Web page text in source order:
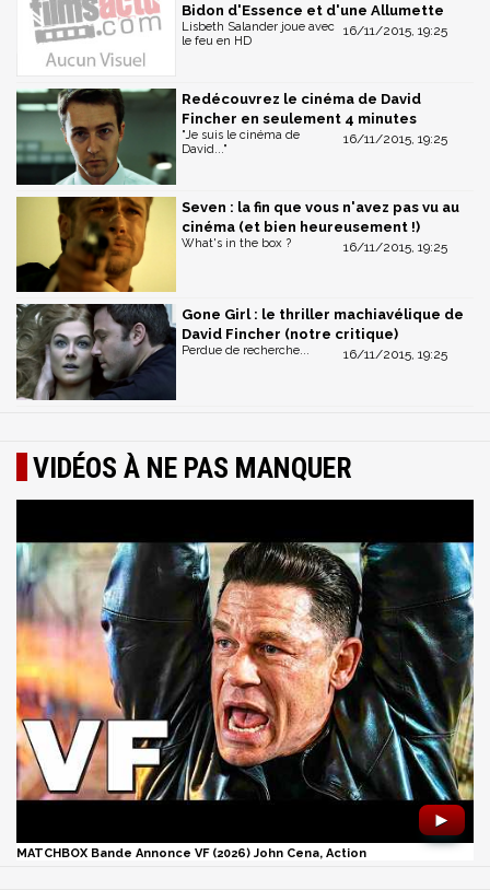
Bidon d'Essence et d'une Allumette
16/11/2015, 19:25
Lisbeth Salander joue avec
le feu en HD
Redécouvrez le cinéma de David
Fincher en seulement 4 minutes
16/11/2015, 19:25
"Je suis le cinéma de
David..."
Seven : la fin que vous n'avez pas vu au
cinéma (et bien heureusement !)
16/11/2015, 19:25
What's in the box ?
Gone Girl : le thriller machiavélique de
David Fincher (notre critique)
16/11/2015, 19:25
Perdue de recherche...
VIDÉOS À NE PAS MANQUER
►
MATCHBOX Bande Annonce VF (2026) John Cena, Action